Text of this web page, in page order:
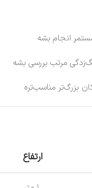
انجام بشه
مرتب بررسی بشه
بزرگ‌تر مناسب‌تره
ارتفاع